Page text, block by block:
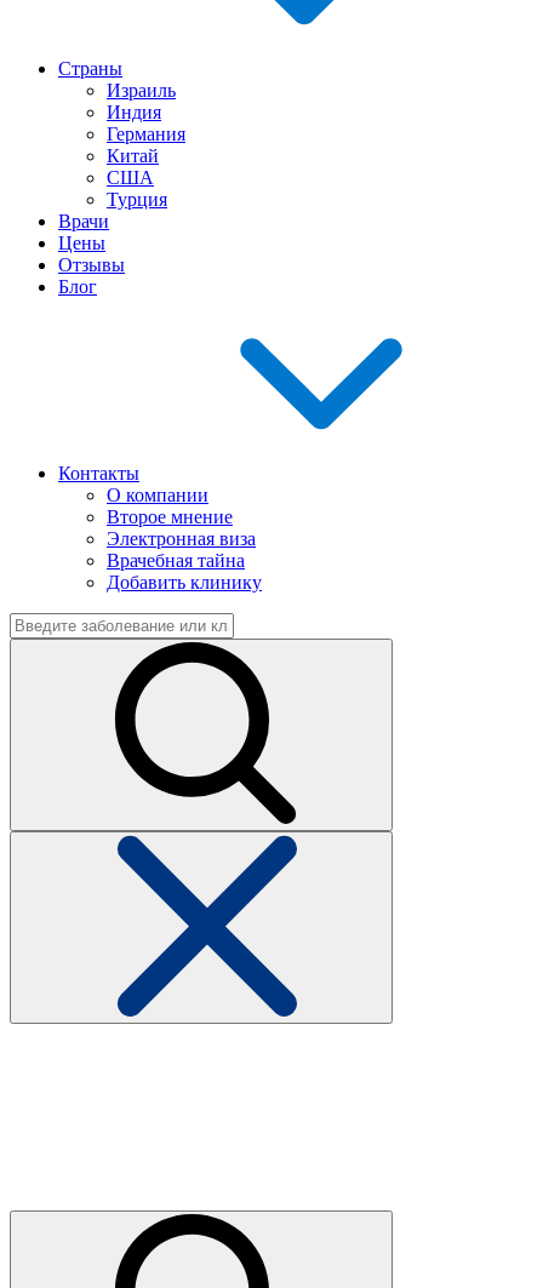
Страны
Израиль
Индия
Германия
Китай
США
Турция
Врачи
Цены
Отзывы
Блог
Контакты
О компании
Второе мнение
Электронная виза
Врачебная тайна
Добавить клинику